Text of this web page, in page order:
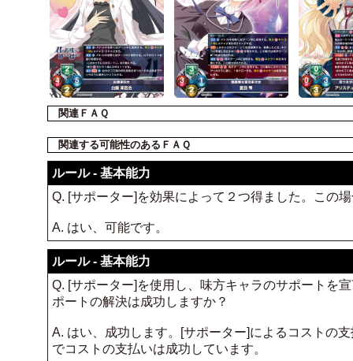
関連ＦＡＱ
関連する可能性のあるＦＡＱ
ルール - 基本能力
Q. [サポーター]を効果によって２つ得ました。この
A. はい、可能です。
ルール - 基本能力
Q. [サポーター]を使用し、味方キャラのサポートを
ポートの解決は成功しますか？
A. はい、成功します。[サポーター]によるコストの
でコストの支払いは成功しています。